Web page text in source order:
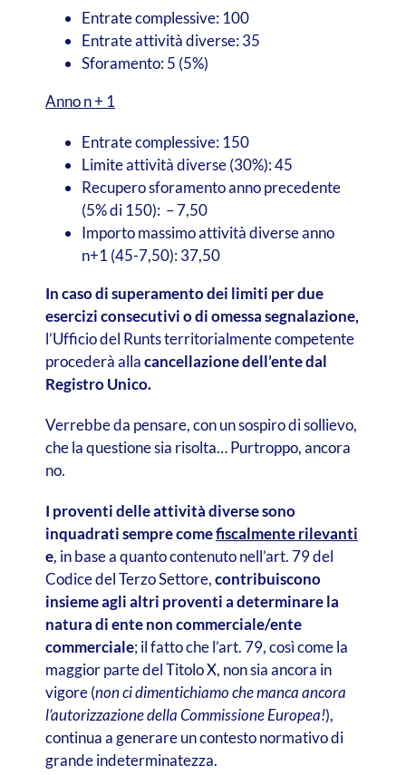
Entrate complessive: 100
Entrate attività diverse: 35
Sforamento: 5 (5%)
Anno n + 1
Entrate complessive: 150
Limite attività diverse (30%): 45
Recupero sforamento anno precedente
(5% di 150): – 7,50
Importo massimo attività diverse anno
n+1 (45-7,50): 37,50
In caso di superamento dei limiti per due
esercizi consecutivi o di omessa segnalazione,
l’Ufficio del Runts territorialmente competente
procederà allacancellazione dell’ente dal
Registro Unico.
Verrebbe da pensare, con un sospiro di sollievo,
che la questione sia risolta… Purtroppo, ancora
no.
I proventi delle attività diverse sono
inquadrati sempre comefiscalmente rilevanti
e, in base a quanto contenuto nell’art. 79 del
Codice del Terzo Settore,contribuiscono
insieme agli altri proventi a determinare la
natura di ente non commerciale/ente
commerciale; il fatto che l’art. 79, così come la
maggior parte del Titolo X, non sia ancora in
vigore (non ci dimentichiamo che manca ancora
l’autorizzazione della Commissione Europea!),
continua a generare un contesto normativo di
grande indeterminatezza.